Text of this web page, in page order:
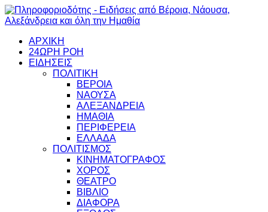
ΑΡΧΙΚΗ
24ΩΡΗ ΡΟΗ
ΕΙΔΗΣΕΙΣ
ΠΟΛΙΤΙΚΗ
ΒΕΡΟΙΑ
ΝΑΟΥΣΑ
ΑΛΕΞΑΝΔΡΕΙΑ
ΗΜΑΘΙΑ
ΠΕΡΙΦΕΡΕΙΑ
ΕΛΛΑΔΑ
ΠΟΛΙΤΙΣΜΟΣ
ΚΙΝΗΜΑΤΟΓΡΑΦΟΣ
ΧΟΡΟΣ
ΘΕΑΤΡΟ
ΒΙΒΛΙΟ
ΔΙΑΦΟΡΑ